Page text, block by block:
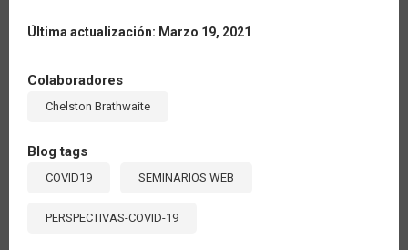
Última actualización: Marzo 19, 2021
Colaboradores
Chelston Brathwaite
Blog tags
COVID19 SEMINARIOS WEB
PERSPECTIVAS-COVID-19